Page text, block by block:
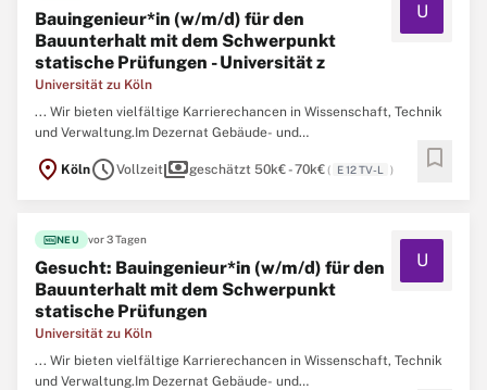
Bauingenieur*in (w/m/d) für den
Bauunterhalt mit dem Schwerpunkt
statische Prüfungen - Universität z
Universität zu Köln
U
... Wir bieten vielfältige Karrierechancen in Wissenschaft, Technik
und Verwaltung.Im Dezernat Gebäude- und
Bauunterhalt mit dem Schwerpunkt statische Prüfungen im
location_on KölnscheduleVollzeitpaymentsgeschätzt 50k€ - 70k€( E 12 TV-L ) bookmark
fiber_newNEU vor 3 Tagen
Gesucht: Bauingenieur*in (w/m/d) für den
Bauunterhalt mit dem Schwerpunkt
statische Prüfungen
Universität zu Köln
U
... Wir bieten vielfältige Karrierechancen in Wissenschaft, Technik
und Verwaltung.Im Dezernat Gebäude- und